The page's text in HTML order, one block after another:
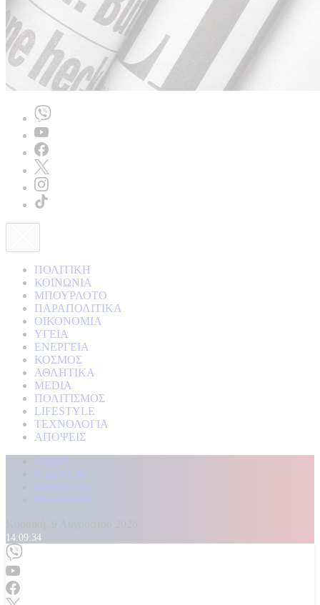
ΠΟΛΙΤΙΚΗ
ΚΟΙΝΩΝΙΑ
ΜΠΟΥΡΛΟΤΟ
ΠΑΡΑΠΟΛΙΤΙΚΑ
ΟΙΚΟΝΟΜΙΑ
ΥΓΕΙΑ
ΕΝΕΡΓΕΙΑ
ΚΟΣΜΟΣ
ΑΘΛΗΤΙΚΑ
MEDIA
ΠΟΛΙΤΙΣΜΟΣ
LIFESTYLE
ΤΕΧΝΟΛΟΓΙΑ
ΑΠΟΨΕΙΣ
Αρχική
Kontra Live
Καταγγελίες
Επικοινωνία
14:09:36